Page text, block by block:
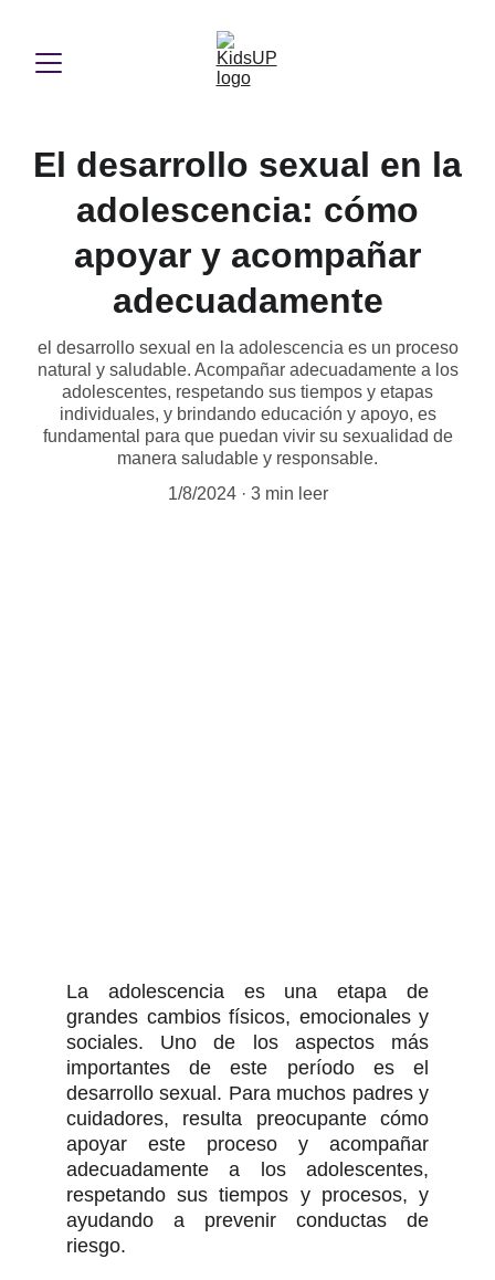
El desarrollo sexual en la
adolescencia: cómo
apoyar y acompañar
adecuadamente
el desarrollo sexual en la adolescencia es un proceso
natural y saludable. Acompañar adecuadamente a los
adolescentes, respetando sus tiempos y etapas
individuales, y brindando educación y apoyo, es
fundamental para que puedan vivir su sexualidad de
manera saludable y responsable.
1/8/2024
3 min leer
La adolescencia es una etapa de
grandes cambios físicos, emocionales y
sociales. Uno de los aspectos más
importantes de este período es el
desarrollo sexual. Para muchos padres y
cuidadores, resulta preocupante cómo
apoyar este proceso y acompañar
adecuadamente a los adolescentes,
respetando sus tiempos y procesos, y
ayudando a prevenir conductas de
riesgo.